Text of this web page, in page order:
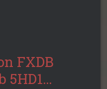
FXDB
5HD1…